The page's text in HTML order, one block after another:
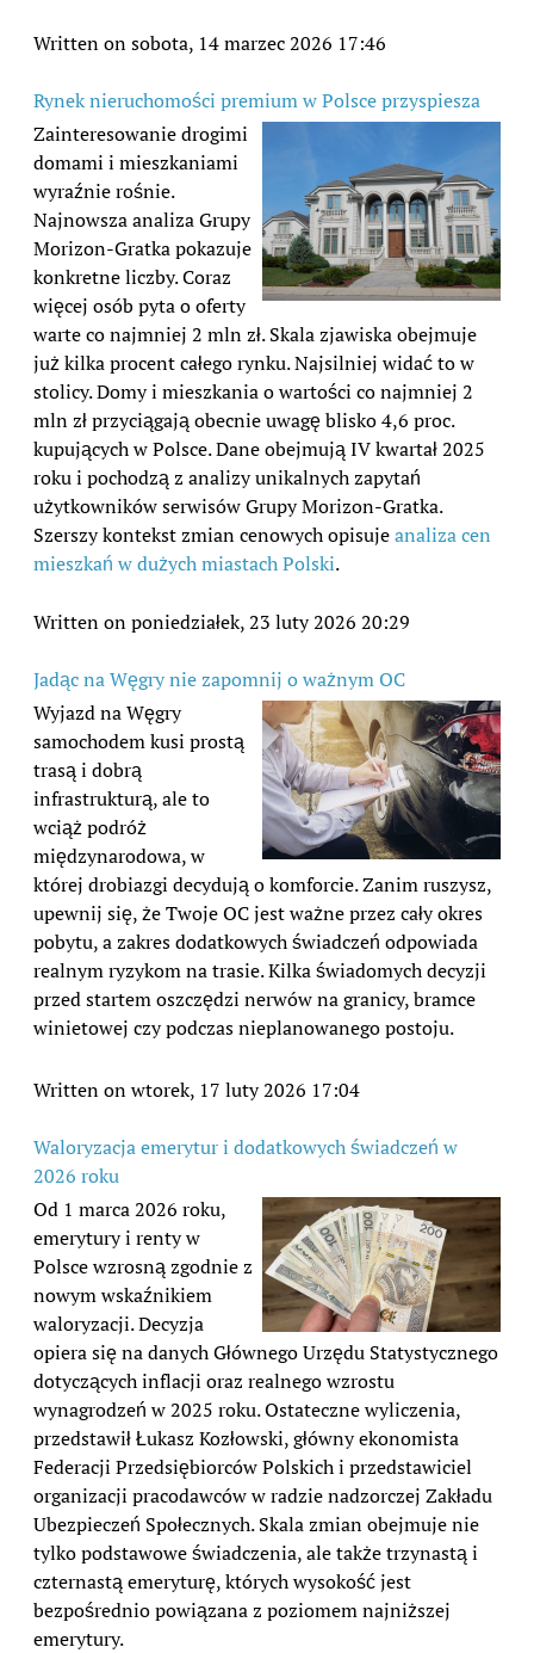
Written on sobota, 14 marzec 2026 17:46
Rynek nieruchomości premium w Polsce przyspiesza
Zainteresowanie drogimi
domami i mieszkaniami
wyraźnie rośnie.
Najnowsza analiza Grupy
Morizon-Gratka pokazuje
konkretne liczby. Coraz
więcej osób pyta o oferty
warte co najmniej 2 mln zł. Skala zjawiska obejmuje
już kilka procent całego rynku. Najsilniej widać to w
stolicy. Domy i mieszkania o wartości co najmniej 2
mln zł przyciągają obecnie uwagę blisko 4,6 proc.
kupujących w Polsce. Dane obejmują IV kwartał 2025
roku i pochodzą z analizy unikalnych zapytań
użytkowników serwisów Grupy Morizon-Gratka.
Szerszy kontekst zmian cenowych opisujeanaliza cen
mieszkań w dużych miastach Polski.
Written on poniedziałek, 23 luty 2026 20:29
Jadąc na Węgry nie zapomnij o ważnym OC
Wyjazd na Węgry
samochodem kusi prostą
trasą i dobrą
infrastrukturą, ale to
wciąż podróż
międzynarodowa, w
której drobiazgi decydują o komforcie. Zanim ruszysz,
upewnij się, że Twoje OC jest ważne przez cały okres
pobytu, a zakres dodatkowych świadczeń odpowiada
realnym ryzykom na trasie. Kilka świadomych decyzji
przed startem oszczędzi nerwów na granicy, bramce
winietowej czy podczas nieplanowanego postoju.
Written on wtorek, 17 luty 2026 17:04
Waloryzacja emerytur i dodatkowych świadczeń w
2026 roku
Od 1 marca 2026 roku,
emerytury i renty w
Polsce wzrosną zgodnie z
nowym wskaźnikiem
waloryzacji. Decyzja
opiera się na danych Głównego Urzędu Statystycznego
dotyczących inflacji oraz realnego wzrostu
wynagrodzeń w 2025 roku. Ostateczne wyliczenia,
przedstawił Łukasz Kozłowski, główny ekonomista
Federacji Przedsiębiorców Polskich i przedstawiciel
organizacji pracodawców w radzie nadzorczej Zakładu
Ubezpieczeń Społecznych. Skala zmian obejmuje nie
tylko podstawowe świadczenia, ale także trzynastą i
czternastą emeryturę, których wysokość jest
bezpośrednio powiązana z poziomem najniższej
emerytury.